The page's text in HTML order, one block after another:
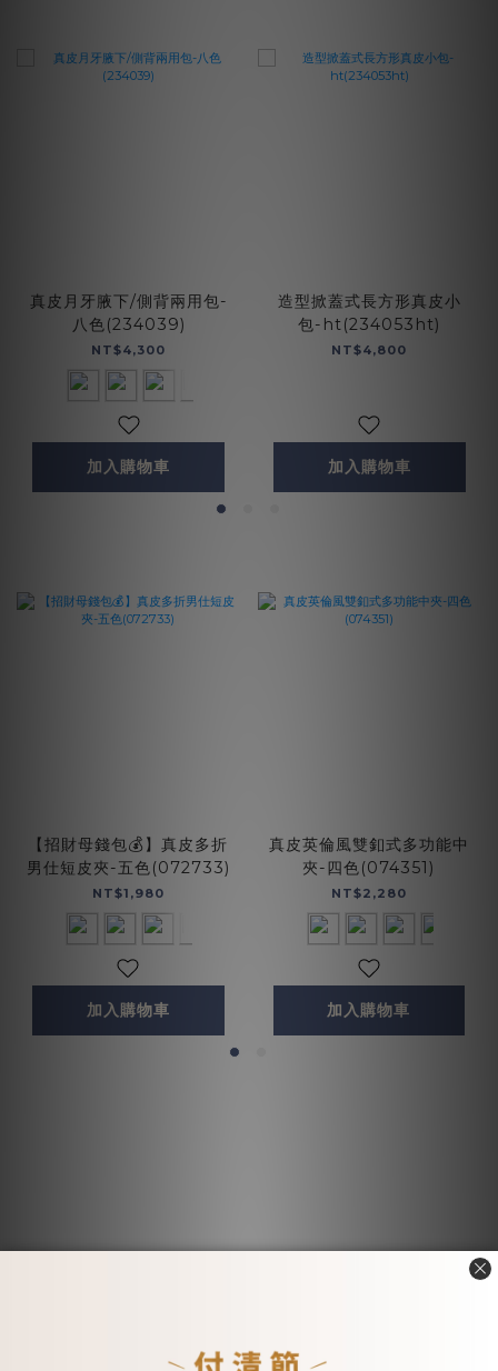
真皮月牙腋下/側背兩用包-
八色(234039)
NT$4,300
加入購物車
造型掀蓋式長方形真皮小
包-ht(234053ht)
NT$4,800
加入購物車
【招財母錢包💰】真皮多折
男仕短皮夾-五色(072733)
NT$1,980
加入購物車
真皮英倫風雙釦式多功能中
夾-四色(074351)
NT$2,280
加入購物車